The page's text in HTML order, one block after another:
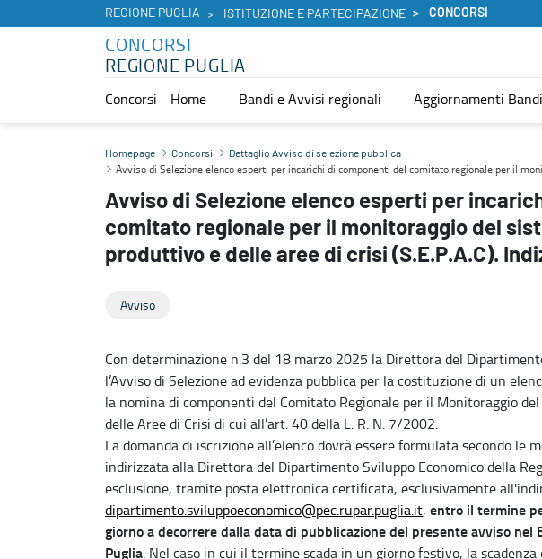
REGIONE PUGLIA ISTITUZIONE E PARTECIPAZIONE CONCORSI
CONCORSI
REGIONE PUGLIA
Concorsi - Home Bandi e Avvisi regionali Aggiornamenti
Avviso di Selezione elenco esperti per incarichi di componenti del comitato regionale per
Homepage Concorsi Dettaglio Avviso di selezione pubblica
Avviso di Selezione elenco esperti per incarichi di componenti del comitato regionale per il
Avviso di Selezione elenco esperti per
comitato regionale per il monitoraggio del
produttivo e delle aree di crisi (S.E.P.A.C).
Avviso
Con determinazione n.3 del 18 marzo 2025 la Direttora del
l’Avviso di Selezione ad evidenza pubblica per la costituzione di un
la nomina di componenti del Comitato Regionale per il Monitoraggio
delle Aree di Crisi di cui all’art. 40 della L. R. N. 7/2002.
La domanda di iscrizione all’elenco dovrà essere formulata secondo le
indirizzata alla Direttora del Dipartimento Sviluppo Economico della
esclusione, tramite posta elettronica certificata, esclusivamente
dipartimento.sviluppoeconomico@pec.rupar.puglia.it, entro il termine
giorno a decorrere dalla data di pubblicazione del presente avviso
Puglia. Nel caso in cui il termine scada in un giorno festivo, la